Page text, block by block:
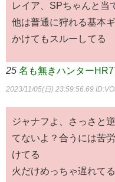
レイア、SPちゃんと当
他は普通に狩れる基本
かけてもスルーしてる
25 名も無きハンター
2023/11/05(日) 23:59:56.69
ジャナフよ、さっさと
てないよ？合うには苦
けてる
火だけめっちゃ遅れて